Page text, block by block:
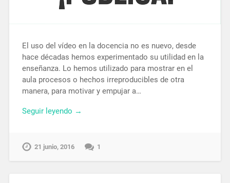
El uso del vídeo en la docencia no es nuevo, desde
hace décadas hemos experimentado su utilidad en la
enseñanza. Lo hemos utilizado para mostrar en el
aula procesos o hechos irreproducibles de otra
manera, para motivar y empujar a…
Seguir leyendo →
21 junio, 2016 1